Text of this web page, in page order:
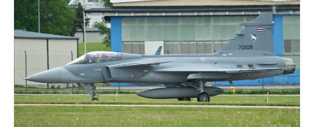
ดับลงเมื่อ Sting ปรากฏตัวมาพร้อมเบสคู่ใจ เคียงข้างมา
ด้วยมือกีตาร์ ดอมินิก มิลเลอร์ (Dominic Miller) และมือ
กลอง คริส แมส (Chris Maas) ก่อนจะเริ่มโชว์สุดตราตรึง
ที่ทำคนดูลุกกันมาสุกตั้งแต่เพลงแรกด้วย “Message in a
Bottle”, “If I Ever Lose My Faith in You” และเพลงสุด
ฮิตของ Sting ที่ทุกคนต้องร้องตามได้อย่าง “Englishman